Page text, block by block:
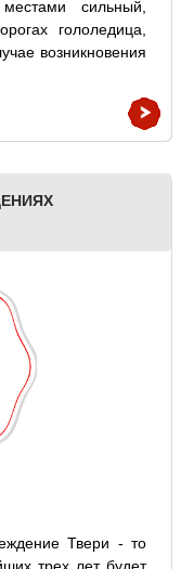
сильный,
гололедица,
возникновения
Твери - то